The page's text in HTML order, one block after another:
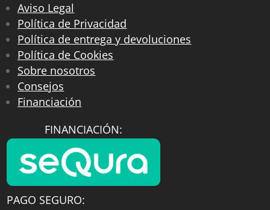
Aviso Legal
Política de Privacidad
Política de entrega y devoluciones
Política de Cookies
Sobre nosotros
Consejos
Financiación
FINANCIACIÓN:
PAGO SEGURO: